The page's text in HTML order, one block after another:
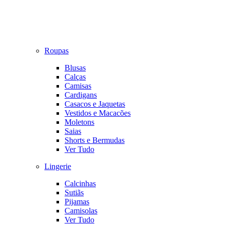
Roupas
Blusas
Calças
Camisas
Cardigans
Casacos e Jaquetas
Vestidos e Macacões
Moletons
Saias
Shorts e Bermudas
Ver Tudo
Lingerie
Calcinhas
Sutiãs
Pijamas
Camisolas
Ver Tudo